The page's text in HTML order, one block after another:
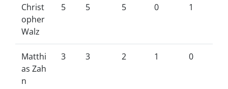
Christ
opher
Walz
5 5 5 0 1
Matthi
as Zah
n
3 3 2 1 0